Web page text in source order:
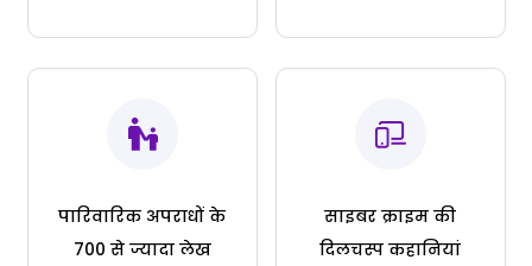
पारिवारिक अपराधों के
700 से ज्यादा लेख
साइबर क्राइम की
दिलचस्प कहानियां